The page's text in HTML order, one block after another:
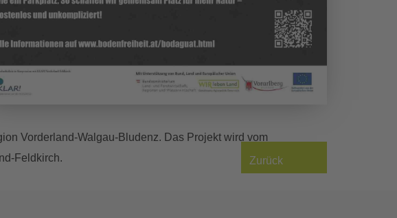
Vorderland-Walgau-Bludenz. Das Projekt wird vom
Feldkirch.
Zurück